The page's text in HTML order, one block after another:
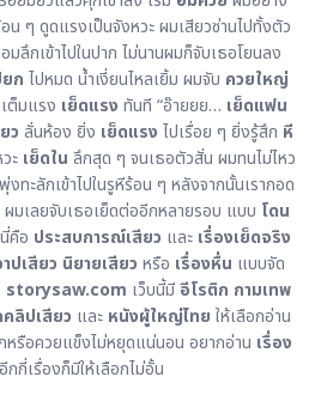
น ๆ ดูดแรงเป็นจังหวะ ผมเสียวซ่านไปทั้งตัว
มลึกเข้าไปในปาก ไม่นานผมก็จับเธอโยนลง
ก ไปหมด น้ำเงี่ยนไหลเยิ้ม ผมจับ ควยใหญ่
ต็มแรง เย็ดแรง ทันที “อ๊ายยย… เย็ดแฟน
ว ลั่นห้อง ยิ่ง เย็ดแรง ไปเรื่อย ๆ ยิ่งรู้สึก หี
ะ เย็ดใน ลึกสุด ๆ จนเธอตัวสั่น ผมทนไม่ไหว
ทะลักเข้าไปในรูหีร้อน ๆ หลังจากนั้นเรากอด
มเลยจับเธอเย็ดต่ออีกหลายรอบ แบบ โดน
คือ ประสบการณ์เสียว และ เรื่องเย็ดจริง
ปเสียว นิยายเสียว หรือ เรื่องหื่น แบบจัด
storysaw.com เว็บนี้มีอีโรติก กามเทพ
ลิปเสียว และ หนังผู้ใหญ่ไทย ให้เลือกอ่าน
หรือควยแข็งไม่หยุดแน่นอน อยากอ่าน เรื่อง
กกี่เรื่องก็มีให้เลือกไม่อั้น